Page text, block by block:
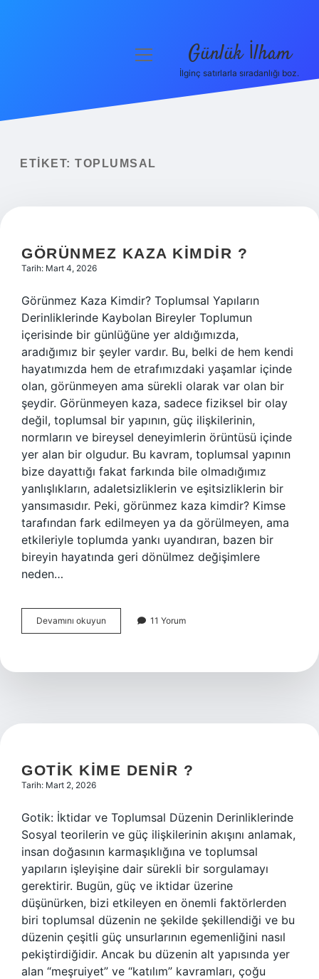
Yasal Uyarı
menüyü
Günlük İlham
İlginç satırlarla sıradanlığı boz.
ETIKET: TOPLUMSAL
GÖRÜNMEZ KAZA KIMDIR ?
Tarih: Mart 4, 2026
Görünmez Kaza Kimdir? Toplumsal Yapıların
Derinliklerinde Kaybolan Bireyler Toplumun
içerisinde bir günlüğüne yer aldığımızda,
aradığımız bir şeyler vardır. Bu, belki de hem kendi
hayatımızda hem de etrafımızdaki yaşamlar içinde
olan, görünmeyen ama sürekli olarak var olan bir
şeydir. Görünmeyen kaza, sadece fiziksel bir olay
değil, toplumsal bir yapının, güç ilişkilerinin,
normların ve bireysel deneyimlerin örüntüsü içinde
yer alan bir olgudur. Bu kavram, toplumsal yapının
bize dayattığı fakat farkında bile olmadığımız
yanlışlıkların, adaletsizliklerin ve eşitsizliklerin bir
yansımasıdır. Peki, görünmez kaza kimdir? Kimse
tarafından fark edilmeyen ya da görülmeyen, ama
etkileriyle toplumda yankı uyandıran, bazen bir
bireyin hayatında geri dönülmez değişimlere
neden…
Devamını okuyun Görünmez
kaza
11 Yorum
GOTIK KIME DENIR ?
Tarih: Mart 2, 2026
Gotik: İktidar ve Toplumsal Düzenin Derinliklerinde
Sosyal teorilerin ve güç ilişkilerinin akışını anlamak,
insan doğasının karmaşıklığına ve toplumsal
yapıların işleyişine dair sürekli bir sorgulamayı
gerektirir. Bugün, güç ve iktidar üzerine
düşünürken, bizi etkileyen en önemli faktörlerden
biri toplumsal düzenin ne şekilde şekillendiği ve bu
düzenin çeşitli güç unsurlarının egemenliğini nasıl
pekiştirdiğidir. Ancak bu düzenin alt yapısında yer
alan “meşruiyet” ve “katılım” kavramları, çoğu